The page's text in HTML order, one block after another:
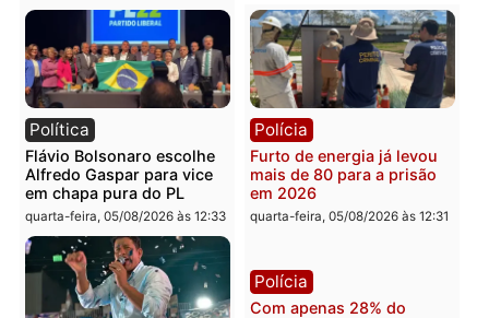
Brasil
TCE reúne candidatos ao
Governo e apresenta
diagnóstico que pode
mudar os rumos de
Rondônia
quarta-feira, 05/08/2026 às 12:52
Política
Violência domina o
eleitoral e segurança vira
principal arma dos
candidatos ao Governo
quarta-feira, 05/08/2026 às